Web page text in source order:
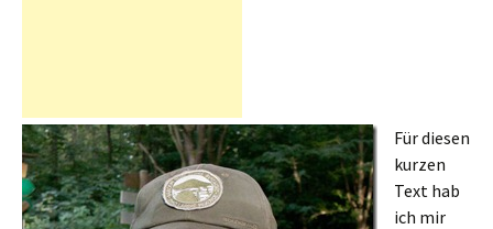
Für diesen
kurzen
Text hab
ich mir